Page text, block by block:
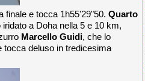
finale e tocca 1h55'29"50. Quarto
iridato a Doha nella 5 e 10 km,
Marcello Guidi, che lo
tocca deluso in tredicesima